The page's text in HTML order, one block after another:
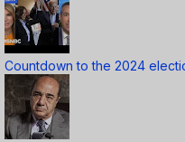
Countdown to the 2024